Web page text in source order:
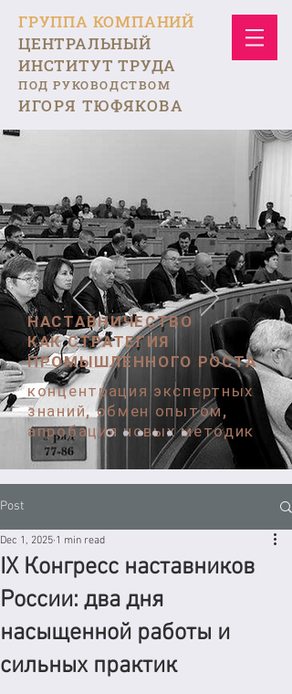
ГРУППА КОМПАНИЙ
ЦЕНТРАЛЬНЫЙ
ИНСТИТУТ ТРУДА
ПОД РУКОВОДСТВОМ
ИГОРЯ ТЮФЯКОВА
НАСТАВНИЧЕСТВО
КАК СТРАТЕГИЯ
ПРОМЫШЛЕННОГО РОСТА
концентрация экспертных
знаний, обмен опытом,
апробация новых методик
Post
IX Конгресс наставников
России: два дня
насыщенной работы и
сильных практик
Dec 1, 2025 1 min read